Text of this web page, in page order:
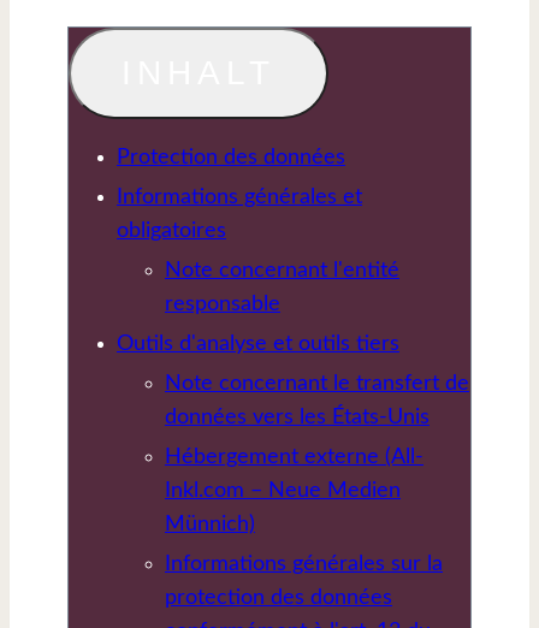
Protection des données
Informations générales et
obligatoires
Note concernant l'entité
responsable
Outils d'analyse et outils tiers
Note concernant le transfert de
données vers les États-Unis
Hébergement externe (All-
Inkl.com – Neue Medien
Münnich)
Informations générales sur la
protection des données